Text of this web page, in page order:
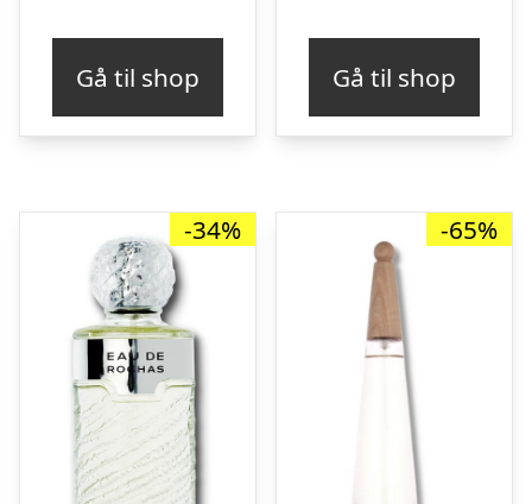
kr. 499,00.kr. 229,00.
Gå til shop
kr. 560,00.kr.
Gå til shop
-34% -65%